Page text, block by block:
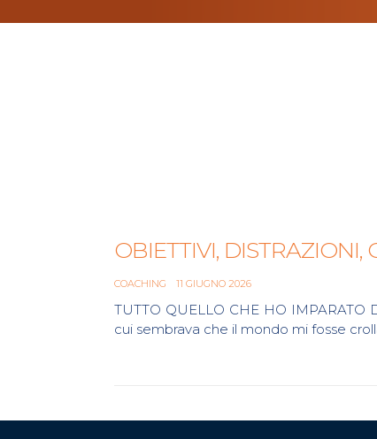
OBIETTIVI, DISTRAZIONI,
COACHING 11 GIUGNO 2026
TUTTO QUELLO CHE HO
cui sembrava che il mondo mi fosse